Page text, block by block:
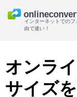
インターネットでの
由で速い！
オンラ
サイズ